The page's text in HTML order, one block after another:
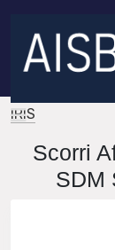
IRIS
Scorri
SDM